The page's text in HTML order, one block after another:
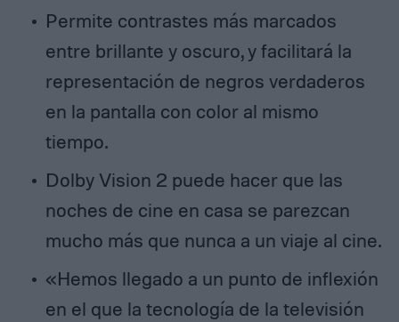
Permite contrastes más marcados
entre brillante y oscuro, y facilitará la
representación de negros verdaderos
en la pantalla con color al mismo
tiempo.
Dolby Vision 2 puede hacer que las
noches de cine en casa se parezcan
mucho más que nunca a un viaje al cine.
«Hemos llegado a un punto de inflexión
en el que la tecnología de la televisión